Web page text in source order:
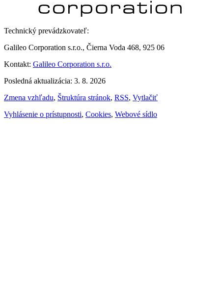
Technický prevádzkovateľ:
Galileo Corporation s.r.o., Čierna Voda 468, 925 06
Kontakt: Galileo Corporation s.r.o.
Posledná aktualizácia: 3. 8. 2026
Zmena vzhľadu, Štruktúra stránok, RSS, Vytlačiť
Vyhlásenie o prístupnosti, Cookies, Webové sídlo